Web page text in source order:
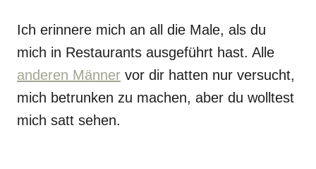
Ich erinnere mich an all die Male, als du
mich in Restaurants ausgeführt hast. Alle
anderen Männer vor dir hatten nur versucht,
mich betrunken zu machen, aber du wolltest
mich satt sehen.